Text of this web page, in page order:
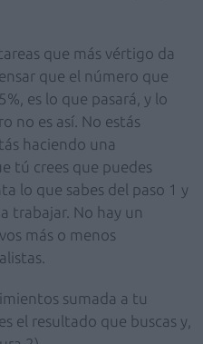
que más vértigo da
que el número que
es lo que pasará, y lo
no es así. No estás
haciendo una
tú crees que puedes
lo que sabes del paso 1 y
trabajar. No hay un
más o menos
sumada a tu
el resultado que buscas y,